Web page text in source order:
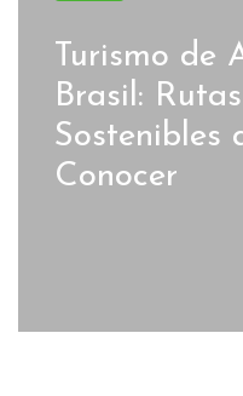
Turismo de
Brasil:
Sostenibles
Conocer